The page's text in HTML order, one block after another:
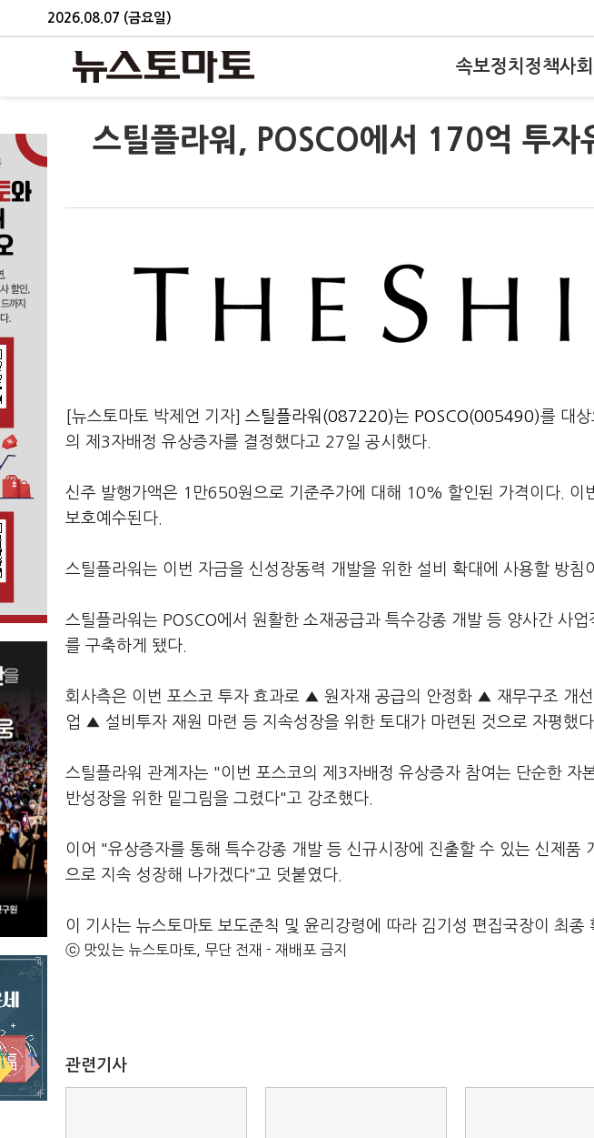
2026.08.07 (금요일)
속보정치 정책사회
스틸플라워, POSCO에서 170억 투자
[뉴스토마토 박제언 기자] 스틸플라워(087220)는 POSCO(005490)를 대
의 제3자배정 유상증자를 결정했다고 27일 공시했다.
신주 발행가액은 1만650원으로 기준주가에 대해 10% 할인된 가격이다. 이
보호예수된다.
스틸플라워는 이번 자금을 신성장동력 개발을 위한 설비 확대에 사용할 방침
스틸플라워는 POSCO에서 원활한 소재공급과 특수강종 개발 등 양사간 사
를 구축하게 됐다.
회사측은 이번 포스코 투자 효과로 ▲ 원자재 공급의 안정화 ▲ 재무구조 개
업 ▲ 설비투자 재원 마련 등 지속성장을 위한 토대가 마련된 것으로 자평했다.
스틸플라워 관계자는 "이번 포스코의 제3자배정 유상증자 참여는 단순한 자
반성장을 위한 밑그림을 그렸다"고 강조했다.
이어 "유상증자를 통해 특수강종 개발 등 신규시장에 진출할 수 있는 신제품
으로 지속 성장해 나가겠다"고 덧붙였다.
이 기사는 뉴스토마토 보도준칙 및 윤리강령에 따라 김기성 편집국장이 최종
ⓒ 맛있는 뉴스토마토, 무단 전재 - 재배포 금지
관련기사